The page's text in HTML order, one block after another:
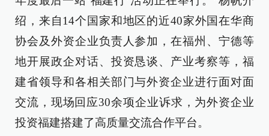
绍，来自14个国家和地区的近40家外国在华商
协会及外资企业负责人参加，在福州、宁德等
地开展政企对话、投资恳谈、产业考察等，福
建省领导和各相关部门与外资企业进行面对面
交流，现场回应30余项企业诉求，为外资企业
投资福建搭建了高质量交流合作平台。